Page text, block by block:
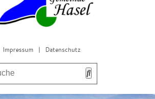
Impressum | Datenschutz